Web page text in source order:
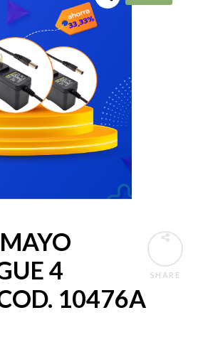
SHARE
4
10476A